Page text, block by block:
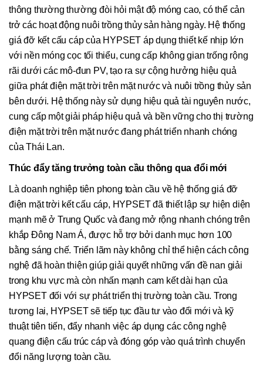
thông thường thường đòi hỏi mật độ móng cao, có thể cản
trở các hoạt động nuôi trồng thủy sản hàng ngày. Hệ thống
giá đỡ kết cấu cáp của HYPSET áp dụng thiết kế nhịp lớn
với nền móng cọc tối thiểu, cung cấp không gian trống rộng
rãi dưới các mô-đun PV, tạo ra sự cộng hưởng hiệu quả
giữa phát điện mặt trời trên mặt nước và nuôi trồng thủy sản
bên dưới. Hệ thống này sử dụng hiệu quả tài nguyên nước,
cung cấp một giải pháp hiệu quả và bền vững cho thị trường
điện mặt trời trên mặt nước đang phát triển nhanh chóng
của Thái Lan.
Thúc đẩy tăng trưởng toàn cầu thông qua đổi mới
Là doanh nghiệp tiên phong toàn cầu về hệ thống giá đỡ
điện mặt trời kết cấu cáp, HYPSET đã thiết lập sự hiện diện
mạnh mẽ ở Trung Quốc và đang mở rộng nhanh chóng trên
khắp Đông Nam Á, được hỗ trợ bởi danh mục hơn 100
bằng sáng chế. Triển lãm này không chỉ thể hiện cách công
nghệ đã hoàn thiện giúp giải quyết những vấn đề nan giải
trong khu vực mà còn nhấn mạnh cam kết dài hạn của
HYPSET đối với sự phát triển thị trường toàn cầu. Trong
tương lai, HYPSET sẽ tiếp tục đầu tư vào đổi mới và kỹ
thuật tiên tiến, đẩy nhanh việc áp dụng các công nghệ
quang điện cấu trúc cáp và đóng góp vào quá trình chuyển
đổi năng lượng toàn cầu.